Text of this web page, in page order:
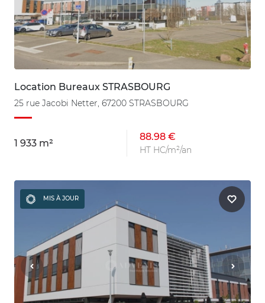
Location Bureaux STRASBOURG
25 rue Jacobi Netter, 67200 STRASBOURG
1 933 m²
88.98 €
HT HC/m²/an
MIS À JOUR